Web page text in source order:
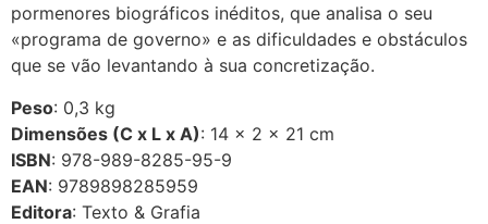
pormenores biográficos inéditos, que analisa o seu
«programa de governo» e as dificuldades e obstáculos
que se vão levantando à sua concretização.
Peso: 0,3 kg
Dimensões (C x L x A): 14 × 2 × 21 cm
ISBN: 978-989-8285-95-9
EAN: 9789898285959
Editora: Texto & Grafia